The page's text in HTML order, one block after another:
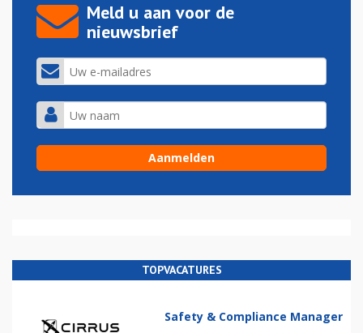
Meld u aan voor de
nieuwsbrief
TOPVACATURES
Safety & Compliance Manager